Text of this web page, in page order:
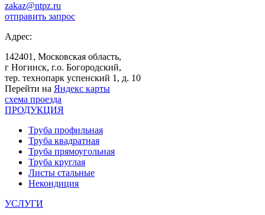
zakaz@ntpz.ru
отправить запрос
Адрес:
142401, Московская область,
г Ногинск, г.о. Богородский,
тер. технопарк успенский 1, д. 10
Перейти на Яндекс карты
схема проезда
ПРОДУКЦИЯ
Труба профильная
Труба квадратная
Труба прямоугольная
Труба круглая
Листы стальные
Некондиция
УСЛУГИ